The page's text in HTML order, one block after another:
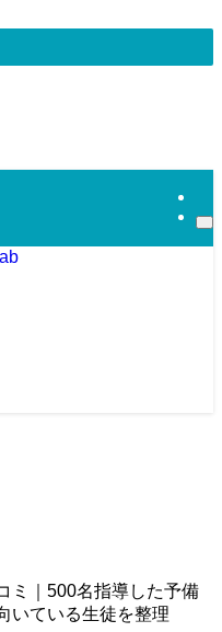
、合宿免許・浪人戦略・模試活
ミ｜500名指導した予備
いている生徒を整理